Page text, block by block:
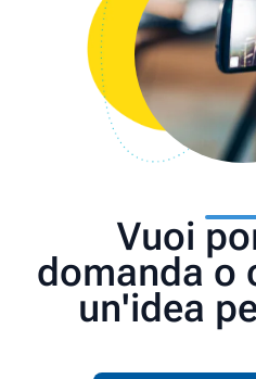
Vuoi
domanda o
un'idea